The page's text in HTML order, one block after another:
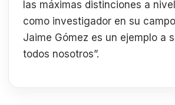
las máximas distinciones a
como investigador en su
Jaime Gómez es un ejemplo a
todos nosotros”.